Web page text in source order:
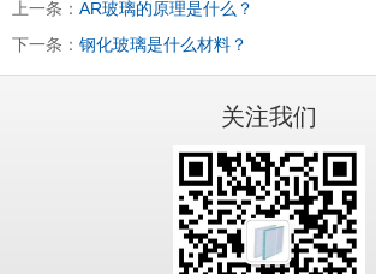
上一条： AR玻璃的原理是什么？
下一条： 钢化玻璃是什么材料？
关注我们